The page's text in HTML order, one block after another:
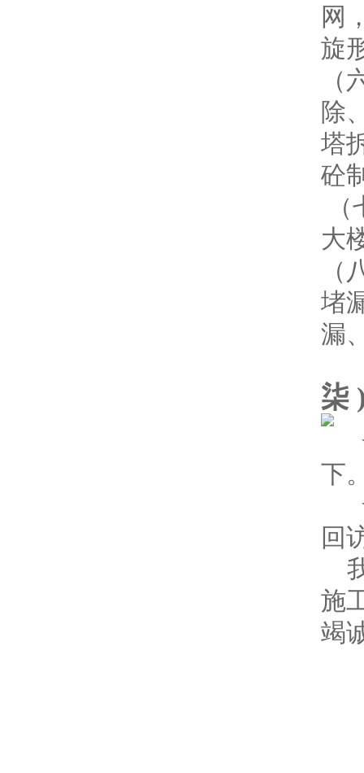
网
旋
除
塔
砼
大
堵
漏
柒
★
下
★
回
施
竭